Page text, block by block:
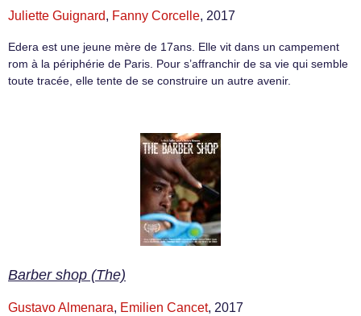
Juliette Guignard, Fanny Corcelle, 2017
Edera est une jeune mère de 17ans. Elle vit dans un campement
rom à la périphérie de Paris. Pour s’affranchir de sa vie qui semble
toute tracée, elle tente de se construire un autre avenir.
Barber shop (The)
Gustavo Almenara, Emilien Cancet, 2017